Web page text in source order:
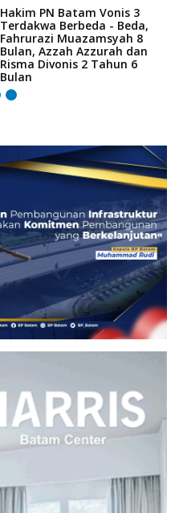
Hakim PN Batam Vonis 3
Terdakwa Berbeda - Beda,
Fahrurazi Muazamsyah 8
Bulan, Azzah Azzurah dan
Risma Divonis 2 Tahun 6
Bulan